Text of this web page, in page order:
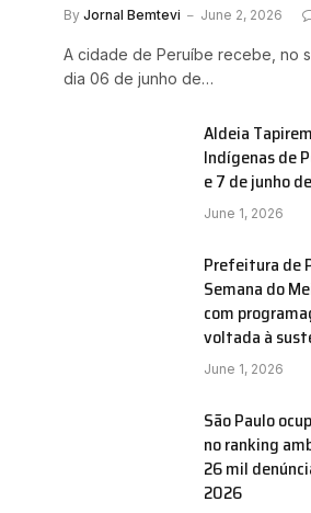
By Jornal Bemtevi June 2, 2026
A cidade de Peruíbe recebe, no
dia 06 de junho de…
Aldeia
Indígenas de
e 7 de junho
June 1, 2026
Prefeitura de
Semana do
com
voltada à
June 1, 2026
São Paulo
no ranking
26 mil
2026